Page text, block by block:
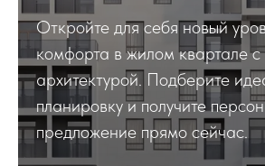
Откройте для себя новый
комфорта в жилом квартале с
архитектурой. Подберите
планировку и получите
предложение прямо сейчас.